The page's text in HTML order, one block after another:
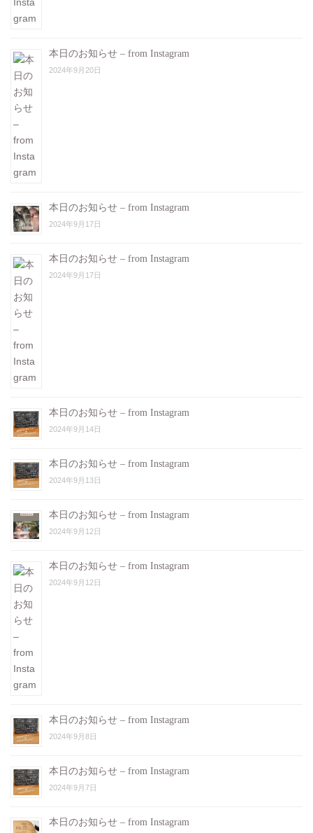
本日のお知らせ – from Instagram
2024年9月20日
本日のお知らせ – from Instagram
2024年9月17日
本日のお知らせ – from Instagram
2024年9月17日
本日のお知らせ – from Instagram
2024年9月14日
本日のお知らせ – from Instagram
2024年9月13日
本日のお知らせ – from Instagram
2024年9月12日
本日のお知らせ – from Instagram
2024年9月12日
本日のお知らせ – from Instagram
2024年9月8日
本日のお知らせ – from Instagram
2024年9月7日
本日のお知らせ – from Instagram